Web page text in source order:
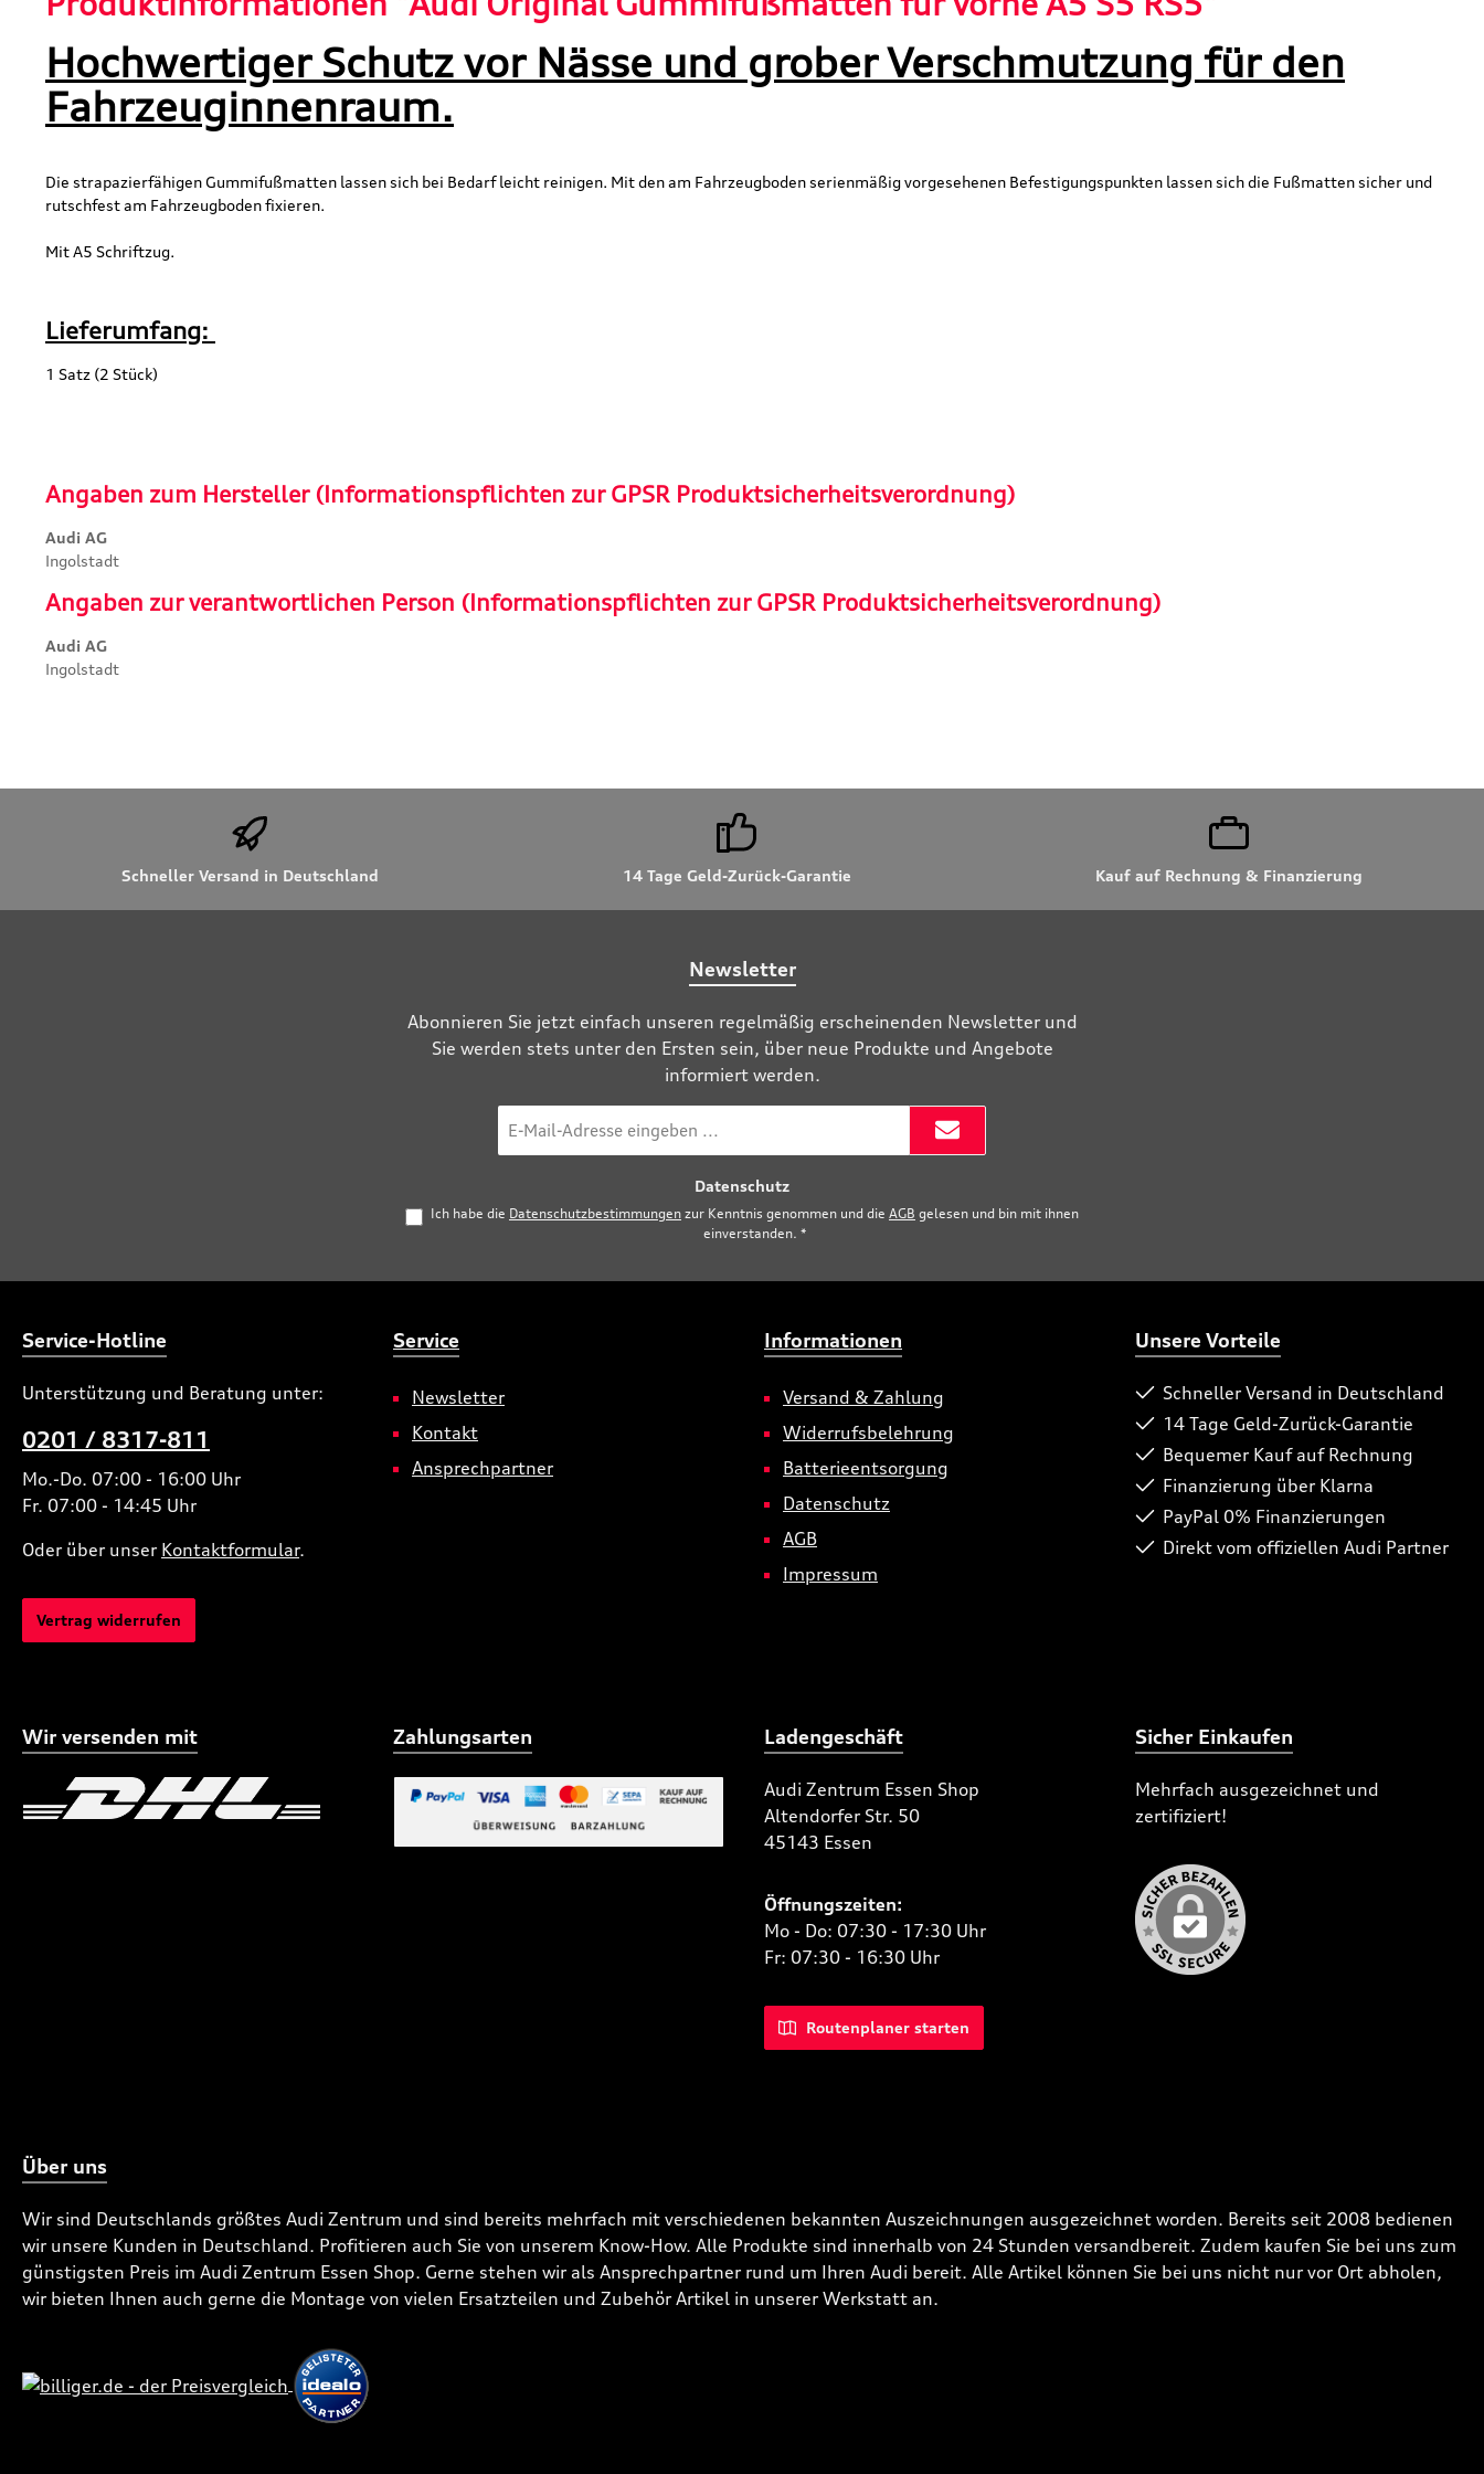
Hochwertiger Schutz vor Nässe und grober Verschmutzung für den
Fahrzeuginnenraum.
Die strapazierfähigen Gummifußmatten lassen sich bei Bedarf leicht reinigen. Mit den am Fahrzeugboden serienmäßig vorgesehenen Befestigungspunkten lassen sich die Fußmatten sicher und
rutschfest am Fahrzeugboden fixieren.
Mit A5 Schriftzug.
Lieferumfang:
1 Satz (2 Stück)
Angaben zum Hersteller (Informationspflichten zur GPSR Produktsicherheitsverordnung)
Audi AG
Ingolstadt
Angaben zur verantwortlichen Person (Informationspflichten zur GPSR Produktsicherheitsverordnung)
Audi AG
Ingolstadt
Schneller Versand in Deutschland 14 Tage Geld-Zurück-Garantie Kauf auf Rechnung & Finanzierung
Newsletter
Abonnieren Sie jetzt einfach unseren regelmäßig erscheinenden Newsletter und
Sie werden stets unter den Ersten sein, über neue Produkte und Angebote
informiert werden.
Mail-
Datenschutz
Ich habe die Datenschutzbestimmungen zur Kenntnis genommen und die AGB gelesen und bin mit ihnen
einverstanden. *
Service-Hotline
Unterstützung und Beratung unter:
0201 / 8317-811
Mo.-Do. 07:00 - 16:00 Uhr
Fr. 07:00 - 14:45 Uhr
Oder über unser Kontaktformular.
Vertrag widerrufen
Service
Newsletter
Kontakt
Ansprechpartner
Informationen
Versand & Zahlung
Widerrufsbelehrung
Batterieentsorgung
Datenschutz
AGB
Impressum
Unsere Vorteile
Schneller Versand in Deutschland
14 Tage Geld-Zurück-Garantie
Bequemer Kauf auf Rechnung
Finanzierung über Klarna
PayPal 0% Finanzierungen
Direkt vom offiziellen Audi Partner
Wir versenden mit
Benutzerdefiniertes Bild 2
Zahlungsarten Ladengeschäft
Audi Zentrum Essen Shop
Altendorfer Str. 50
45143 Essen
Öffnungszeiten:
Mo - Do: 07:30 - 17:30 Uhr
Fr: 07:30 - 16:30 Uhr
Routenplaner starten
Sicher Einkaufen
Mehrfach ausgezeichnet und
zertifiziert!
Über uns
Wir sind Deutschlands größtes Audi Zentrum und sind bereits mehrfach mit verschiedenen bekannten Auszeichnungen ausgezeichnet worden. Bereits seit 2008 bedienen
wir unsere Kunden in Deutschland. Profitieren auch Sie von unserem Know-How. Alle Produkte sind innerhalb von 24 Stunden versandbereit. Zudem kaufen Sie bei uns zum
günstigsten Preis im Audi Zentrum Essen Shop. Gerne stehen wir als Ansprechpartner rund um Ihren Audi bereit. Alle Artikel können Sie bei uns nicht nur vor Ort abholen,
wir bieten Ihnen auch gerne die Montage von vielen Ersatzteilen und Zubehör Artikel in unserer Werkstatt an.